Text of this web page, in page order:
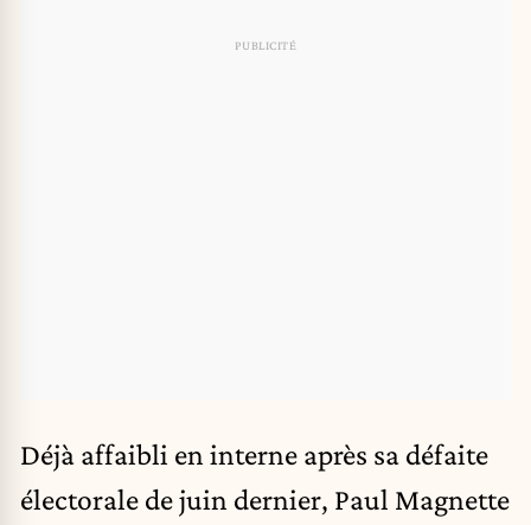
Déjà affaibli en interne après sa défaite
électorale de juin dernier, Paul Magnette